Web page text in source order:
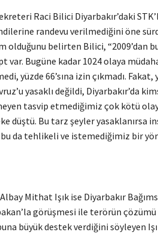
Raci Bilici Diyarbakır’daki
randevu verilmediğini öne
belirten Bilici, “2009’dan bu
var. Bugüne kadar 1024 olaya
yüzde 66’sına izin çıkmadı.
yasaklı değildi, Diyarbakır’da
tasvip etmediğimiz çok kötü
düştü. Bu tarz şeyler yasaklanırsa
da tehlikeli ve istemediğimiz bir
Mithat Işık ise Diyarbakır
görüşmesi ile terörün çözümü
büyük destek verdiğini söyleyen